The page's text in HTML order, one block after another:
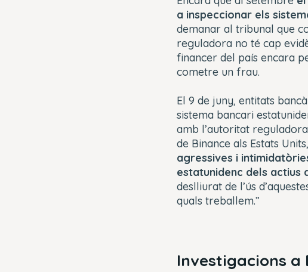
a inspeccionar els
demanar al tribunal que
reguladora no té cap
financer del país encara
cometre un frau.
El 9 de juny, entitats
sistema bancari
amb l’autoritat
de Binance als Estats
agressives i
estatunidenc dels actius
deslliurat de l’ús
quals treballem.”
Investigacions